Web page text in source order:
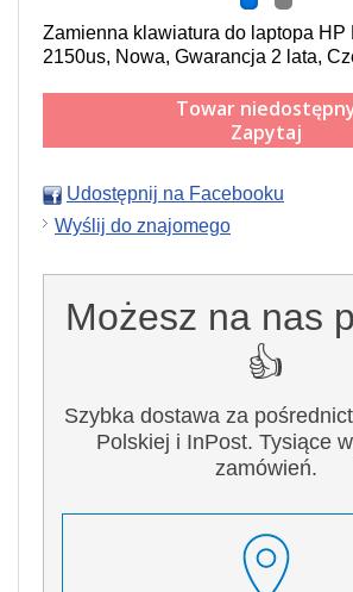
Zamienna klawiatura do laptopa HP
2150us, Nowa, Gwarancja 2 lata,
Towar
Zapytaj
Udostępnij na Facebooku
Wyślij do znajomego
Możesz na nas
👍
Szybka dostawa za
Polskiej i InPost. Tysiące
zamówień.